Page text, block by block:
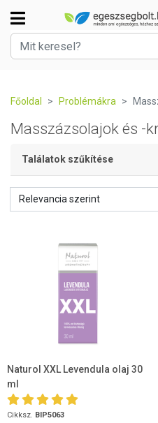
Főoldal Problémákra
Masszázsolajok és -
Találatok szűkítése
Relevancia szerint
Naturol XXL Levendula olaj 30
ml
Cikksz. BIP5063